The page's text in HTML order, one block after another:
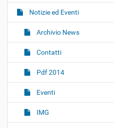
a
v
g
i
n
Notizie ed Eventi
Archivio News
Contatti
Pdf 2014
Eventi
IMG